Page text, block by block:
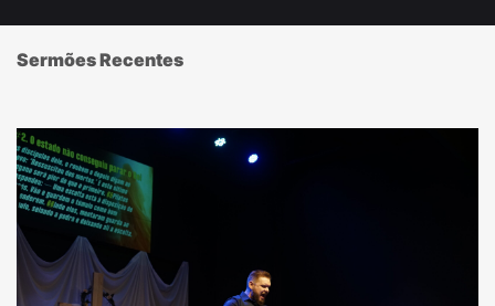
Sermões Recentes